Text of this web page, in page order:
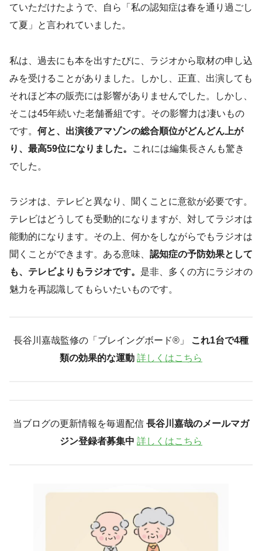
ていただけたようで、自ら「私の認知症は春を通り過ごし
て夏」と言われていました。
私は、過去にも本を出すたびに、ラジオから取材の申し込
みを受けることがありました。しかし、正直、出演しても
それほど本の販売には影響がありませんでした。しかし、
そこは45年続いた老舗番組です。その影響力は凄いもの
です。 何と、出演後アマゾンの総合順位がどんどん上が
り、最高59位になりました。
これには編集長さんも驚き
でした。
ラジオは、テレビと異なり、聞くことに意欲が必要です。
テレビはどうしても受動的になりますが、対してラジオは
能動的になります。その上、何かをしながらでもラジオは
聞くことができます。ある意味、 認知症の予防効果として
も、テレビよりもラジオです。 是非、多くの方にラジオの
魅力を再認識してもらいたいものです。
長谷川嘉哉監修の「ブレイングボード®︎」
これ1台で4種
類の効果的な運動 詳しくはこちら
当ブログの更新情報を毎週配信 長谷川嘉哉のメールマガ
ジン登録者募集中 詳しくはこちら